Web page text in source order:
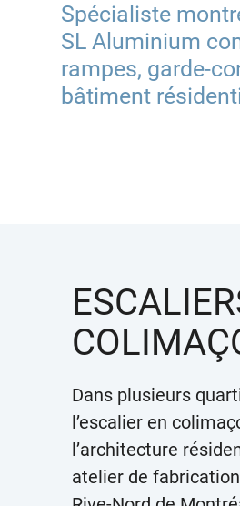
Spécialiste
SL Aluminium
rampes, garde-
bâtiment
Dans plusieurs
l’escalier en
l’architecture
atelier de